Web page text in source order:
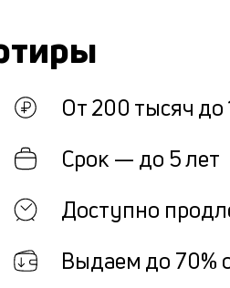
От 200 тысяч
Срок — до 5 лет
Доступно
Выдаем до 70%